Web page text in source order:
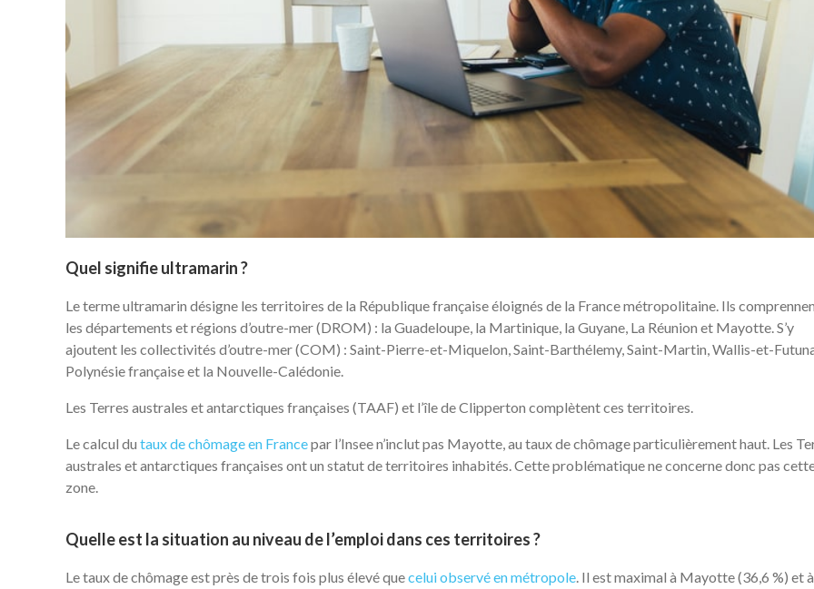
Quel signifie ultramarin ?
Le terme ultramarin désigne les territoires de la République française éloignés de la France métropolitaine. Ils
les départements et régions d’outre-mer (DROM) : la Guadeloupe, la Martinique, la Guyane, La Réunion et Mayotte. S’y
ajoutent les collectivités d’outre-mer (COM) : Saint-Pierre-et-Miquelon, Saint-Barthélemy, Saint-Martin, Wallis-et-
Polynésie française et la Nouvelle-Calédonie.
Les Terres australes et antarctiques françaises (TAAF) et l’île de Clipperton complètent ces territoires.
Le calcul du taux de chômage en Francepar l’Insee n’inclut pas Mayotte, au taux de chômage particulièrement haut. Les
australes et antarctiques françaises ont un statut de territoires inhabités. Cette problématique ne concerne donc pas
zone.
Quelle est la situation au niveau de l’emploi dans ces territoires ?
Le taux de chômage est près de trois fois plus élevé quecelui observé en métropole. Il est maximal à Mayotte (36,6 %) et